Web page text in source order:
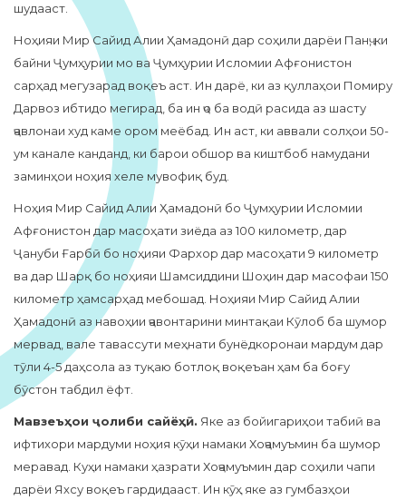
шудааст.
Ноҳияи Мир Сайид Алии Ҳамадонӣ дар соҳили дарёи Панҷ, ки
байни Ҷумҳурии мо ва Ҷумҳурии Исломии Афғонистон
сарҳад мегузарад воқеъ аст. Ин дарё, ки аз қуллаҳои Помиру
Дарвоз ибтидо мегирад, ба ин ҷо ба водӣ расида аз шасту
ҷавлонаи худ каме ором меёбад. Ин аст, ки аввали солҳои 50-
ум канале канданд, ки барои обшор ва киштбоб намудани
заминҳои ноҳия хеле мувофиқ буд.
Ноҳия Мир Сайид Алии Ҳамадонӣ бо Ҷумҳурии Исломии
Афғонистон дар масоҳати зиёда аз 100 километр, дар
Ҷануби Ғарбӣ бо ноҳияи Фархор дар масоҳати 9 километр
ва дар Шарқ бо ноҳияи Шамсиддини Шоҳин дар масофаи 150
километр ҳамсарҳад мебошад. Ноҳияи Мир Сайид Алии
Ҳамадонӣ аз навоҳии ҷавонтарини минтақаи Кӯлоб ба шумор
мервад, вале тавассути меҳнати бунёдкоронаи мардум дар
тӯли 4-5 даҳсола аз туқаю ботлоқ воқеъан ҳам ба боғу
бӯстон табдил ёфт.
Мавзеъҳои ҷолиби сайёҳӣ. Яке аз бойигариҳои табиӣ ва
ифтихори мардуми ноҳия кӯҳи намаки Хоҷамуъмин ба шумор
меравад. Куҳи намаки ҳазрати Хоҷамуъмин дар соҳили чапи
дарёи Яхсу воқеъ гардидааст. Ин кӯҳ яке аз гумбазҳои